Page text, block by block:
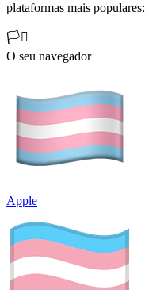
plataformas mais populares:
🏳️‍⚧️
O seu navegador
Apple